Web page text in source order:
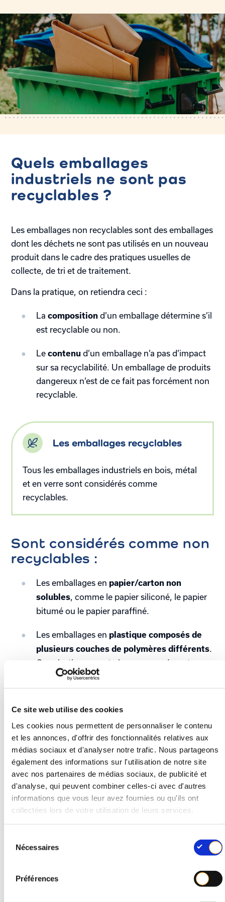
Ce site web utilise des cookies
Les cookies nous permettent de personnaliser le contenu
et les annonces, d'offrir des fonctionnalités relatives aux
médias sociaux et d'analyser notre trafic. Nous partageons
également des informations sur l'utilisation de notre site
avec nos partenaires de médias sociaux, de publicité et
d'analyse, qui peuvent combiner celles-ci avec d'autres
informations que vous leur avez fournies ou qu'ils ont
collectées lors de votre utilisation de leurs services.
Nécessaires
Préférences
Quels emballages
industriels ne sont pas
recyclables ?
Les emballages non recyclables sont des emballages
dont les déchets ne sont pas utilisés en un nouveau
produit dans le cadre des pratiques usuelles de
collecte, de tri et de traitement.
Dans la pratique, on retiendra ceci :
Lacomposition d’un emballage détermine s’il
est recyclable ou non.
Lecontenu d’un emballage n’a pas d’impact
sur sa recyclabilité. Un emballage de produits
dangereux n’est de ce fait pas forcément non
recyclable.
Les emballages recyclables
Tous les emballages industriels en bois, métal
et en verre sont considérés comme
recyclables.
Sont considérés comme non
recyclables :
Les emballages en papier/carton non
solubles, comme le papier siliconé, le papier
bitumé ou le papier paraffiné.
Les emballages en plastique composés de
plusieurs couches de polymères différents.
Ces plastiques sont plus communément
appelés laminés.
: les compositions techniques telles que la
céramique.
Les différents degrés du
recyclage
La composition d’un emballage détermine les
possibilités de recyclage une fois l’emballage arrivé
en fin de vie. Si la plupart des emballages industriels
que la matière recyclée ne pourra pas servir de